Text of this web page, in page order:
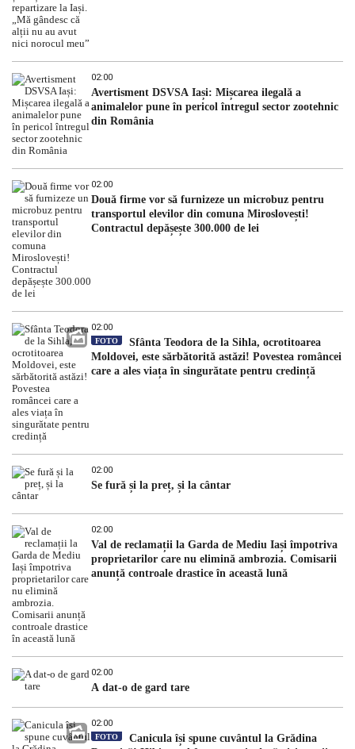
02:00
Avertisment DSVSA Iași: Mișcarea ilegală a
animalelor pune în pericol întregul sector zootehnic
din România
02:00
Două firme vor să furnizeze un microbuz pentru
transportul elevilor din comuna Miroslovești!
Contractul depășește 300.000 de lei
02:00
FOTO
Sfânta Teodora de la Sihla, ocrotitoarea
Moldovei, este sărbătorită astăzi! Povestea româncei
care a ales viața în singurătate pentru credință
02:00
Se fură și la preț, și la cântar
02:00
Val de reclamații la Garda de Mediu Iași împotriva
proprietarilor care nu elimină ambrozia. Comisarii
anunță controale drastice în această lună
02:00
A dat-o de gard tare
02:00
FOTO
Canicula își spune cuvântul la Grădina